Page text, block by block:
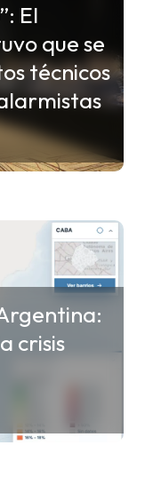
El
que se
técnicos
crisis